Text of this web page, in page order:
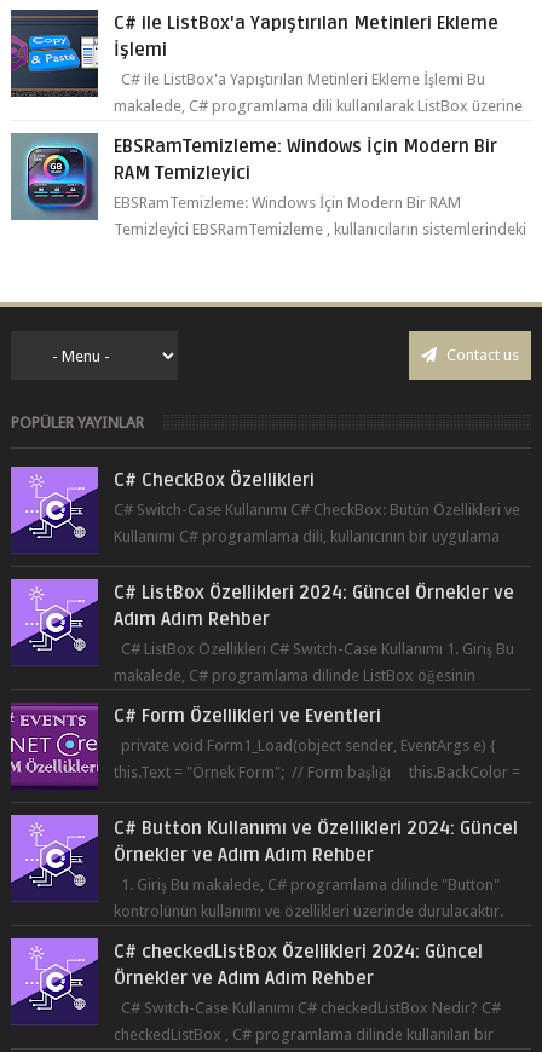
İşlemi
C# ile ListBox'a Yapıştırılan Metinleri Ekleme İşlemi Bu
makalede, C# programlama dili kullanılarak ListBox üzerine
yapıştırılan metin...
EBSRamTemizleme: Windows İçin Modern Bir
RAM Temizleyici
EBSRamTemizleme: Windows İçin Modern Bir RAM
Temizleyici EBSRamTemizleme , kullanıcıların sistemlerindeki
RAM kullanı...
C# CheckBox Özellikleri
C# Switch-Case Kullanımı C# CheckBox: Bütün Özellikleri ve
Kullanımı C# programlama dili, kullanıcının bir uygulama
üzerinde seçim yapma...
Adım Adım Rehber
C# ListBox Özellikleri C# Switch-Case Kullanımı 1. Giriş Bu
makalede, C# programlama dilinde ListBox öğesinin
özelliklerine ve kullanımına...
C# Form Özellikleri ve Eventleri
private void Form1_Load(object sender, EventArgs e) {
this.Text = "Örnek Form"; // Form başlığı this.BackColor =
Co...
Örnekler ve Adım Adım Rehber
1. Giriş Bu makalede, C# programlama dilinde "Button"
kontrolünün kullanımı ve özellikleri üzerinde durulacaktır.
Button, bir ku...
C# checkedListBox Özellikleri 2024: Güncel
Örnekler ve Adım Adım Rehber
C# Switch-Case Kullanımı C# checkedListBox Nedir? C#
checkedListBox , C# programlama dilinde kullanılan bir
bileşendir. checkedListBox, ku...
C# .NET Core'da Button Özellikleri ve Eventleri -